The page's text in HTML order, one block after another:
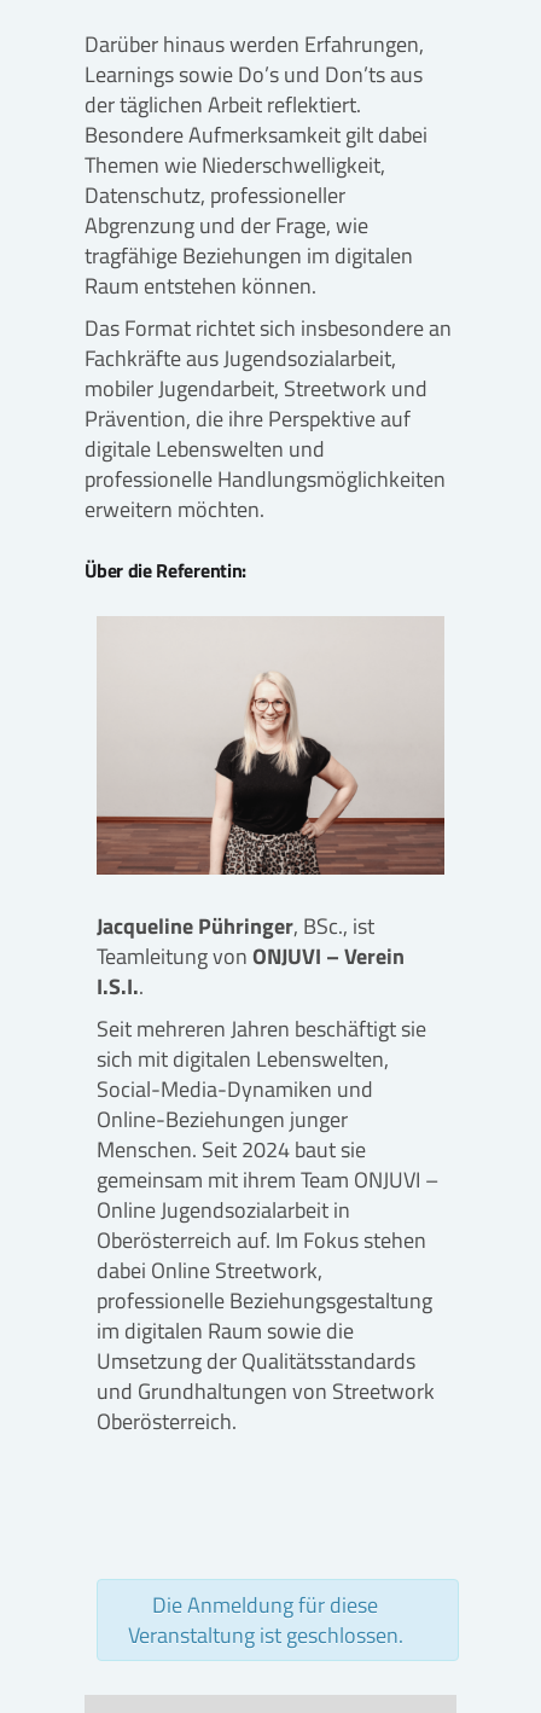
Darüber hinaus werden Erfahrungen,
Learnings sowie Do’s und Don’ts aus
der täglichen Arbeit reflektiert.
Besondere Aufmerksamkeit gilt dabei
Themen wie Niederschwelligkeit,
Datenschutz, professioneller
Abgrenzung und der Frage, wie
tragfähige Beziehungen im digitalen
Raum entstehen können.
Das Format richtet sich insbesondere an
Fachkräfte aus Jugendsozialarbeit,
mobiler Jugendarbeit, Streetwork und
Prävention, die ihre Perspektive auf
digitale Lebenswelten und
professionelle Handlungsmöglichkeiten
erweitern möchten.
Über die Referentin:
Jacqueline Pühringer, BSc., ist
Teamleitung vonONJUVI – Verein
I.S.I..
Seit mehreren Jahren beschäftigt sie
sich mit digitalen Lebenswelten,
Social-Media-Dynamiken und
Online-Beziehungen junger
Menschen. Seit 2024 baut sie
gemeinsam mit ihrem Team ONJUVI –
Online Jugendsozialarbeit in
Oberösterreich auf. Im Fokus stehen
dabei Online Streetwork,
professionelle Beziehungsgestaltung
im digitalen Raum sowie die
Umsetzung der Qualitätsstandards
und Grundhaltungen von Streetwork
Oberösterreich.
Die Anmeldung für diese
Veranstaltung ist geschlossen.